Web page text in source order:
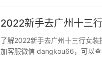
2022新手去广州十三
了解2022新手去广州十三行女
加客服微信 dangkou66，可以